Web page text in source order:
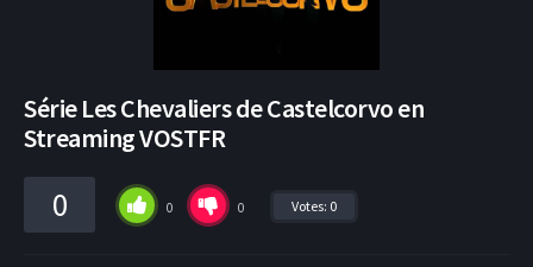
Série Les Chevaliers de Castelcorvo en
Streaming VOSTFR
0 0 0 Votes: 0